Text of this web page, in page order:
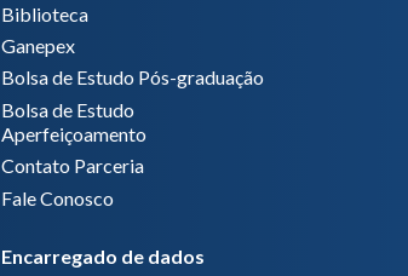
Biblioteca
Ganepex
Bolsa de Estudo Pós-graduação
Bolsa de Estudo
Aperfeiçoamento
Contato Parceria
Fale Conosco
Encarregado de dados